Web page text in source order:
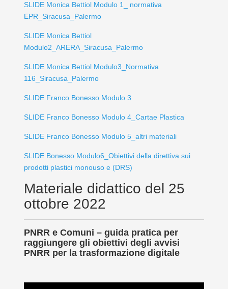
SLIDE Monica Bettiol Modulo 1_ normativa
EPR_Siracusa_Palermo
SLIDE Monica Bettiol
Modulo2_ARERA_Siracusa_Palermo
SLIDE Monica Bettiol Modulo3_Normativa
116_Siracusa_Palermo
SLIDE Franco Bonesso Modulo 3
SLIDE Franco Bonesso Modulo 4_Cartae Plastica
SLIDE Franco Bonesso Modulo 5_altri materiali
SLIDE Bonesso Modulo6_Obiettivi della direttiva sui
prodotti plastici monouso e (DRS)
Materiale didattico del 25
ottobre 2022
PNRR e Comuni – guida pratica per
raggiungere gli obiettivi degli avvisi
PNRR per la trasformazione digitale